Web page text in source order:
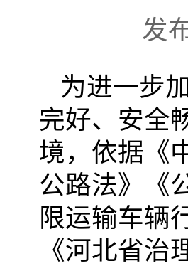
发
为进一步
完好、安全
境，依据《
公路法》《
限运输车辆
《河北省